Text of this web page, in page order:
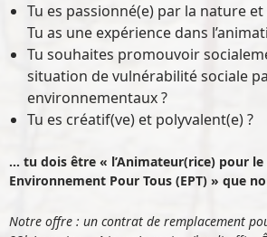
Tu es passionné(e) par la nature et
Tu as une expérience dans
Tu souhaites promouvoir
situation de vulnérabilité sociale
environnementaux ?
Tu es créatif(ve) et polyvalent(e) ?
… tu dois être « l’Animateur(rice) pour
Environnement Pour Tous (EPT) » que
Notre offre : un contrat de remplacement